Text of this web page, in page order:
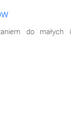
do małych i